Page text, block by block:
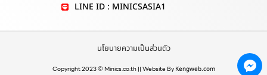
LINE ID : MINICSASIA1
Copyright 2023 © Minics.co.th || Website By Kengweb.com
นโยบายความเป็นส่วนตัว